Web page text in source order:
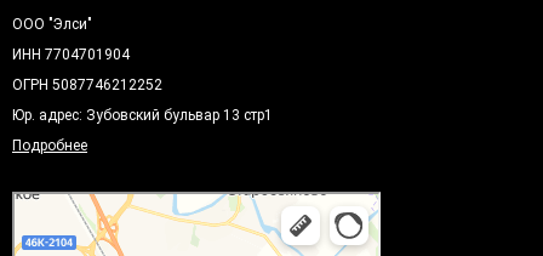
ООО "Элси"
ИНН 7704701904
ОГРН 5087746212252
Юр. адрес: Зубовский бульвар 13 стр1
Подробнее